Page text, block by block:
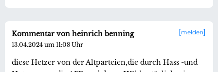
melden
Kommentar von heinrich benning
13.04.2024 um 11:08 Uhr
diese Hetzer von der Altparteien,die durch Hass -und